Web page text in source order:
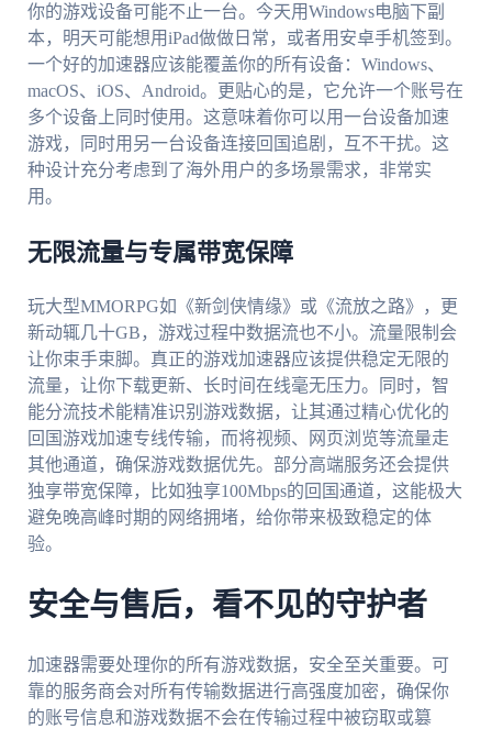
你的游戏设备可能不止一台。今天用Windows电脑下副
本，明天可能想用iPad做做日常，或者用安卓手机签到。
一个好的加速器应该能覆盖你的所有设备：Windows、
macOS、iOS、Android。更贴心的是，它允许一个账号在
多个设备上同时使用。这意味着你可以用一台设备加速
游戏，同时用另一台设备连接回国追剧，互不干扰。这
种设计充分考虑到了海外用户的多场景需求，非常实
用。
无限流量与专属带宽保障
玩大型MMORPG如《新剑侠情缘》或《流放之路》，更
新动辄几十GB，游戏过程中数据流也不小。流量限制会
让你束手束脚。真正的游戏加速器应该提供稳定无限的
流量，让你下载更新、长时间在线毫无压力。同时，智
能分流技术能精准识别游戏数据，让其通过精心优化的
回国游戏加速专线传输，而将视频、网页浏览等流量走
其他通道，确保游戏数据优先。部分高端服务还会提供
独享带宽保障，比如独享100Mbps的回国通道，这能极大
避免晚高峰时期的网络拥堵，给你带来极致稳定的体
验。
安全与售后，看不见的守护者
加速器需要处理你的所有游戏数据，安全至关重要。可
靠的服务商会对所有传输数据进行高强度加密，确保你
的账号信息和游戏数据不会在传输过程中被窃取或篡